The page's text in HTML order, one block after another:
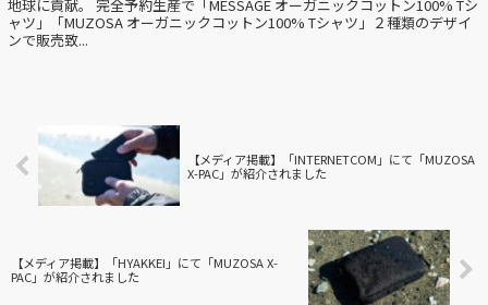
地球に貢献。 完全予約生産で「MESSAGE オーガニックコットン100% Tシ
ャツ」「MUZOSA オーガニックコットン100% Tシャツ」２種類のデザイ
ンで販売致...
【メディア掲載】「INTERNETCOM」にて「MUZOSA
X-PAC」が紹介されました
【メディア掲載】「HYAKKEI」にて「MUZOSA X-
PAC」が紹介されました